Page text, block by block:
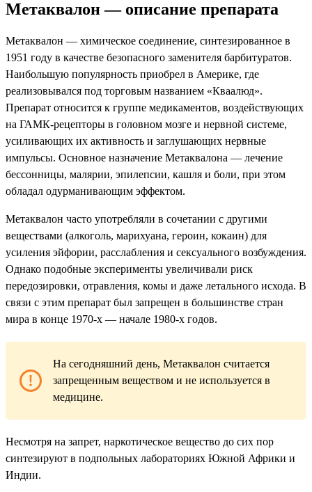
Метаквалон — описание препарата
Метаквалон — химическое соединение, синтезированное в
1951 году в качестве безопасного заменителя барбитуратов.
Наибольшую популярность приобрел в Америке, где
реализовывался под торговым названием «Кваалюд».
Препарат относится к группе медикаментов, воздействующих
на ГАМК-рецепторы в головном мозге и нервной системе,
усиливающих их активность и заглушающих нервные
импульсы. Основное назначение Метаквалона — лечение
бессонницы, малярии, эпилепсии, кашля и боли, при этом
обладал одурманивающим эффектом.
Метаквалон часто употребляли в сочетании с другими
веществами (алкоголь, марихуана, героин, кокаин) для
усиления эйфории, расслабления и сексуального возбуждения.
Однако подобные эксперименты увеличивали риск
передозировки, отравления, комы и даже летального исхода. В
связи с этим препарат был запрещен в большинстве стран
мира в конце 1970-х — начале 1980-х годов.
На сегодняшний день, Метаквалон считается
запрещенным веществом и не используется в
медицине.
Несмотря на запрет, наркотическое вещество до сих пор
синтезируют в подпольных лабораториях Южной Африки и
Индии.